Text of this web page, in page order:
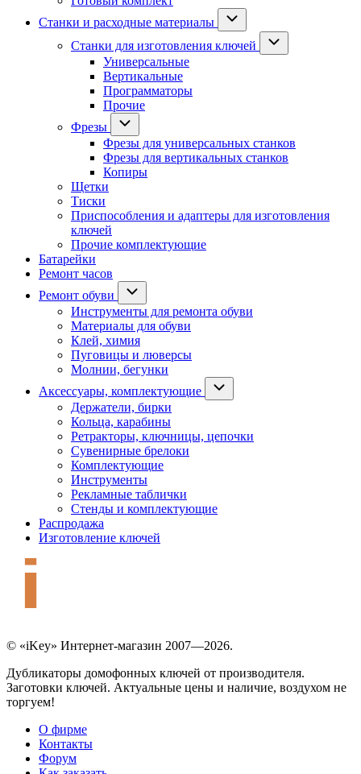
Станки и расходные материалы
Станки для изготовления ключей
Универсальные
Вертикальные
Программаторы
Прочие
Фрезы
Фрезы для универсальных станков
Фрезы для вертикальных станков
Копиры
Щетки
Тиски
Приспособления и адаптеры для изготовления
ключей
Прочие комплектующие
Батарейки
Ремонт часов
Ремонт обуви
Инструменты для ремонта обуви
Материалы для обуви
Клей, химия
Пуговицы и люверсы
Молнии, бегунки
Аксессуары, комплектующие
Держатели, бирки
Кольца, карабины
Ретракторы, ключницы, цепочки
Сувенирные брелоки
Комплектующие
Инструменты
Рекламные таблички
Стенды и комплектующие
Распродажа
Изготовление ключей
© «iKey» Интернет-магазин 2007—2026.
Дубликаторы домофонных ключей от производителя.
Заготовки ключей. Актуальные цены и наличие, воздухом не
торгуем!
О фирме
Контакты
Форум